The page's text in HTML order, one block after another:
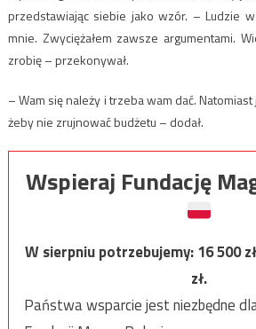
przedstawiając siebie jako wzór. – Ludzie
mnie. Zwyciężałem zawsze argumentami.
zrobię – przekonywał.
– Wam się należy i trzeba wam dać.
żeby nie zrujnować budżetu – dodał.
Wspieraj Fundację
W sierpniu potrzebujemy:16 500
zł.
Państwa wsparcie jest niezbędne